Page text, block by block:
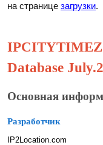
на странице загрузки.
Database
Основная
Разработчик
IP2Location.com